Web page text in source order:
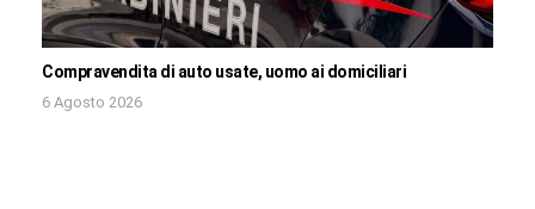
Compravendita di auto usate, uomo ai domiciliari
6 Agosto 2026